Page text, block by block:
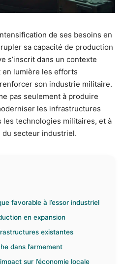
de ses besoins en
sa capacité de production
s’inscrit dans un contexte
lumière les efforts
son industrie militaire.
pas seulement à produire
les infrastructures
les technologies militaires, et à
secteur industriel.
favorable à l’essor industriel
en expansion
existantes
dans l’armement
sur l’économie locale